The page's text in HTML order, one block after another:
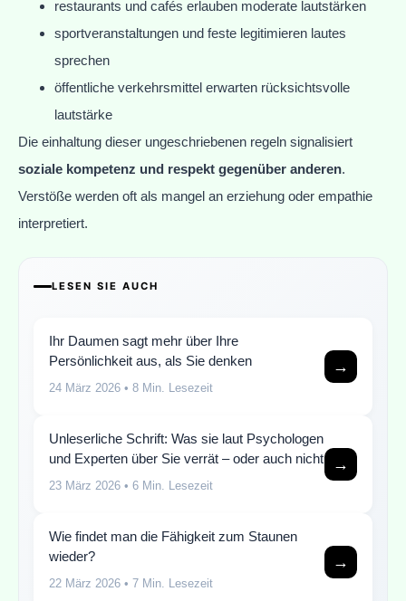
restaurants und cafés erlauben moderate lautstärken
sportveranstaltungen und feste legitimieren lautes
sprechen
öffentliche verkehrsmittel erwarten rücksichtsvolle
lautstärke
Die einhaltung dieser ungeschriebenen regeln signalisiert
soziale kompetenz und respekt gegenüber anderen.
Verstöße werden oft als mangel an erziehung oder empathie
interpretiert.
LESEN SIE AUCH
Ihr Daumen sagt mehr über Ihre
Persönlichkeit aus, als Sie denken
24 März 2026 • 8 Min. Lesezeit
→
Unleserliche Schrift: Was sie laut Psychologen
und Experten über Sie verrät – oder auch nicht
23 März 2026 • 6 Min. Lesezeit
→
Wie findet man die Fähigkeit zum Staunen
wieder?
22 März 2026 • 7 Min. Lesezeit
→